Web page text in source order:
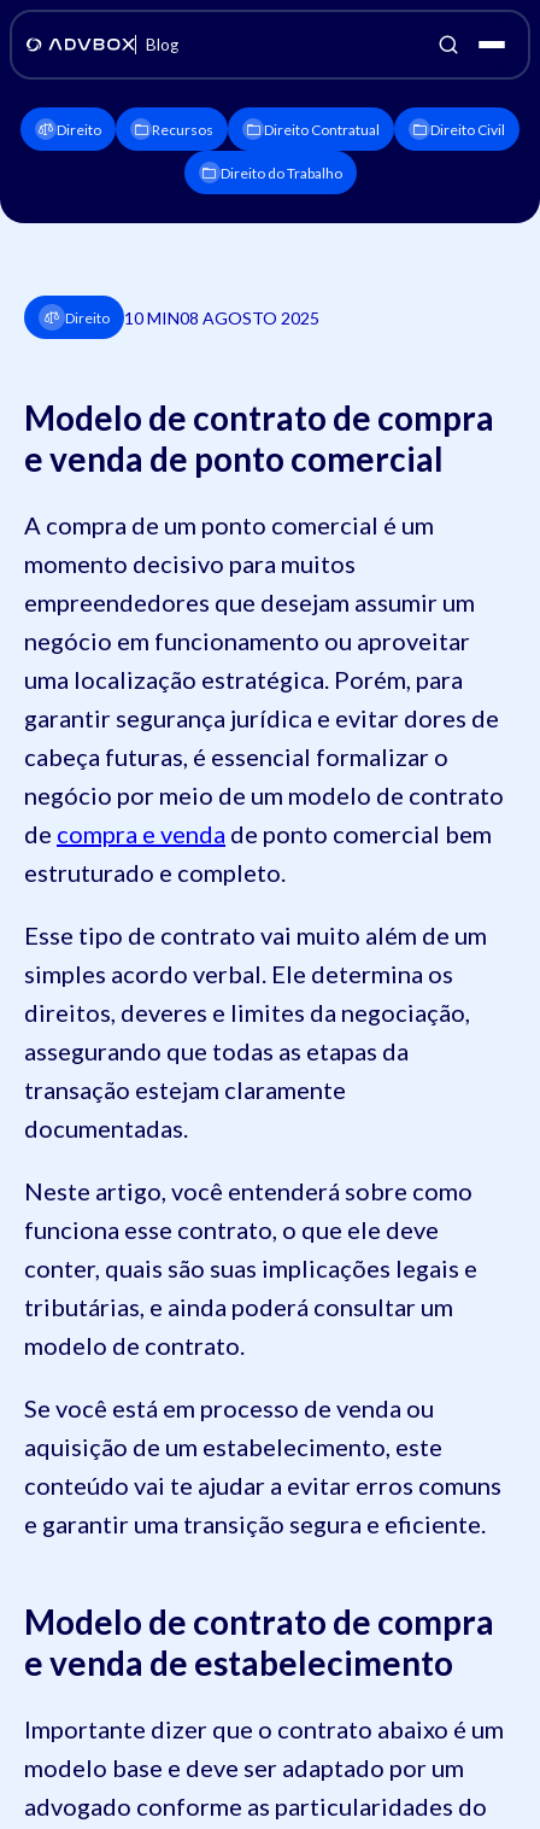
Blog
Direito Recursos Direito Contratual Direito Civil
Direito do Trabalho
Direito 10 MIN08 AGOSTO 2025
Modelo de contrato de compra
e venda de ponto comercial
A compra de um ponto comercial é um
momento decisivo para muitos
empreendedores que desejam assumir um
negócio em funcionamento ou aproveitar
uma localização estratégica. Porém, para
garantir segurança jurídica e evitar dores de
cabeça futuras, é essencial formalizar o
negócio por meio de um modelo de contrato
de compra e venda de ponto comercial bem
estruturado e completo.
Esse tipo de contrato vai muito além de um
simples acordo verbal. Ele determina os
direitos, deveres e limites da negociação,
assegurando que todas as etapas da
transação estejam claramente
documentadas.
Neste artigo, você entenderá sobre como
funciona esse contrato, o que ele deve
conter, quais são suas implicações legais e
tributárias, e ainda poderá consultar um
modelo de contrato.
Se você está em processo de venda ou
aquisição de um estabelecimento, este
conteúdo vai te ajudar a evitar erros comuns
e garantir uma transição segura e eficiente.
Modelo de contrato de compra
e venda de estabelecimento
Importante dizer que o contrato abaixo é um
modelo base e deve ser adaptado por um
advogado conforme as particularidades do